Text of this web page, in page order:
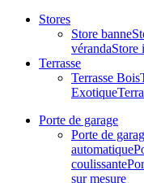
Stores
Store banne
vérandaStore
Terrasse
Terrasse Bois
Exotique
Porte de garage
Porte de
automatique
coulissante
sur mesure